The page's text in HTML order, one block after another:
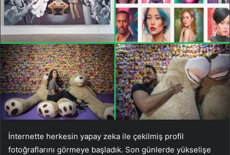
İnternette herkesin yapay zeka ile çekilmiş profil
fotoğraflarını görmeye başladık. Son günlerde yükselişe